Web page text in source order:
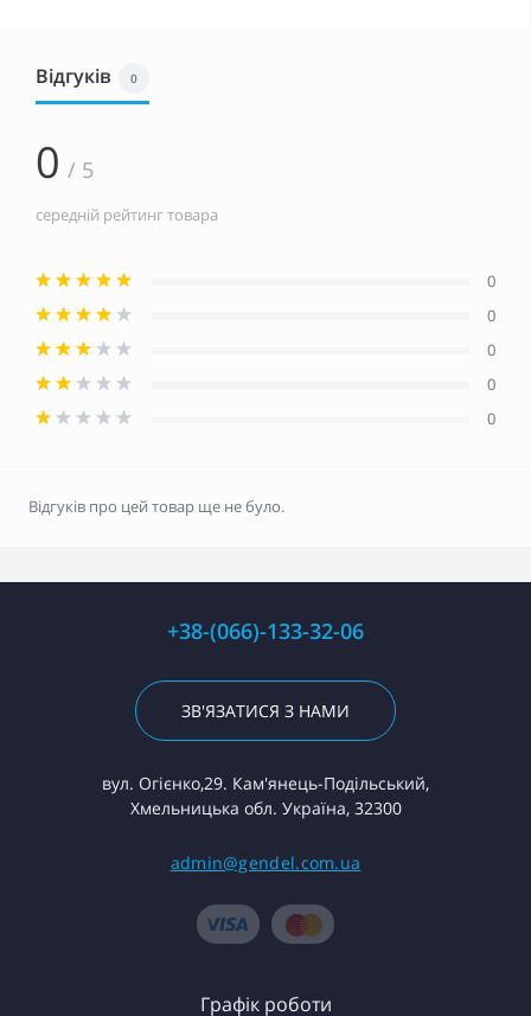
Відгуків 0
0 / 5
середній рейтинг товара
0
0
0
0
0
Відгуків про цей товар ще не було.
+38-(066)-133-32-06
ЗВ'ЯЗАТИСЯ З НАМИ
вул. Огієнко,29. Кам'янець-Подільський,
Хмельницька обл. Україна, 32300
admin@gendel.com.ua
Графік роботи